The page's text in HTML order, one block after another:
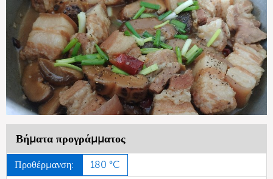
Βήματα προγράμματος
Προθέρμανση: 180 °C